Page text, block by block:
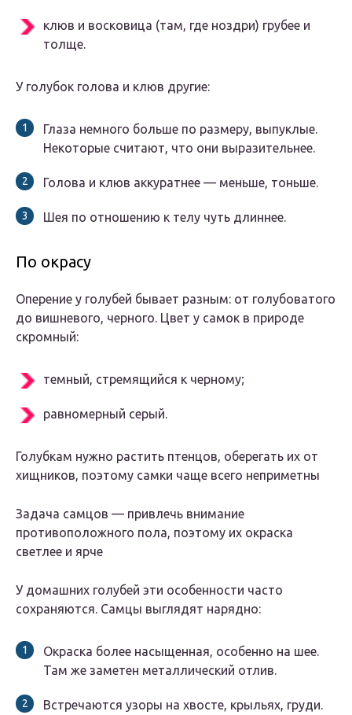
клюв и восковица (там, где ноздри) грубее и
толще.
У голубок голова и клюв другие:
Глаза немного больше по размеру, выпуклые.
Некоторые считают, что они выразительнее.
Голова и клюв аккуратнее — меньше, тоньше.
Шея по отношению к телу чуть длиннее.
По окрасу
Оперение у голубей бывает разным: от голубоватого
до вишневого, черного. Цвет у самок в природе
скромный:
темный, стремящийся к черному;
равномерный серый.
Голубкам нужно растить птенцов, оберегать их от
хищников, поэтому самки чаще всего неприметны
Задача самцов — привлечь внимание
противоположного пола, поэтому их окраска
светлее и ярче
У домашних голубей эти особенности часто
сохраняются. Самцы выглядят нарядно:
Окраска более насыщенная, особенно на шее.
Там же заметен металлический отлив.
Встречаются узоры на хвосте, крыльях, груди.